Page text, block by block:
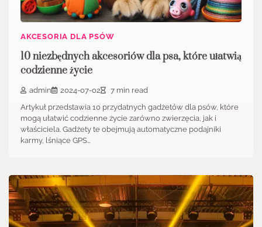
AKCESORIA DLA PSÓW
10 niezbędnych akcesoriów dla psa, które ułatwią
codzienne życie
admin 2024-07-02
7 min read
Artykuł przedstawia 10 przydatnych gadżetów dla psów, które
mogą ułatwić codzienne życie zarówno zwierzęcia, jak i
właściciela. Gadżety te obejmują automatyczne podajniki
karmy, lśniące GPS…